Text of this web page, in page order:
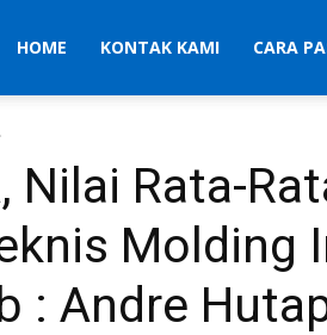
HOME KONTAK KAMI CARA
Nilai Rata-
Molding
: Andre